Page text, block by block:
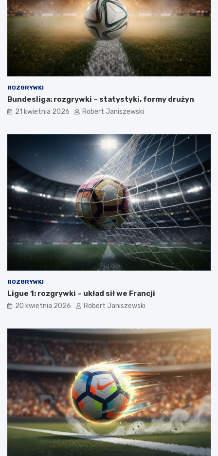
ROZGRYWKI
Bundesliga: rozgrywki – statystyki, formy drużyn
21 kwietnia 2026 Robert Janiszewski
ROZGRYWKI
Ligue 1: rozgrywki – układ sił we Francji
20 kwietnia 2026 Robert Janiszewski